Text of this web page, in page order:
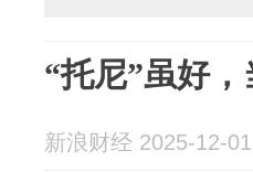
“托尼”虽好
新浪财经 2025-12-01